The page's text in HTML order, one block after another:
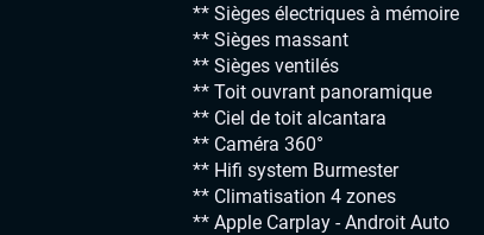
** Sièges électriques à mémoire
** Sièges massant
** Sièges ventilés
** Toit ouvrant panoramique
** Ciel de toit alcantara
** Caméra 360°
** Hifi system Burmester
** Climatisation 4 zones
** Apple Carplay - Androit Auto